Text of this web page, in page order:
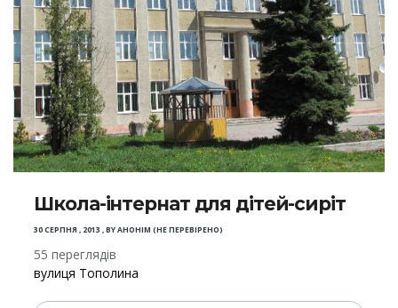
Школа-інтернат для дітей-сиріт
30 СЕРПНЯ , 2013 ,BYАНОНІМ (НЕ ПЕРЕВІРЕНО)
55 переглядів
вулиця Тополина